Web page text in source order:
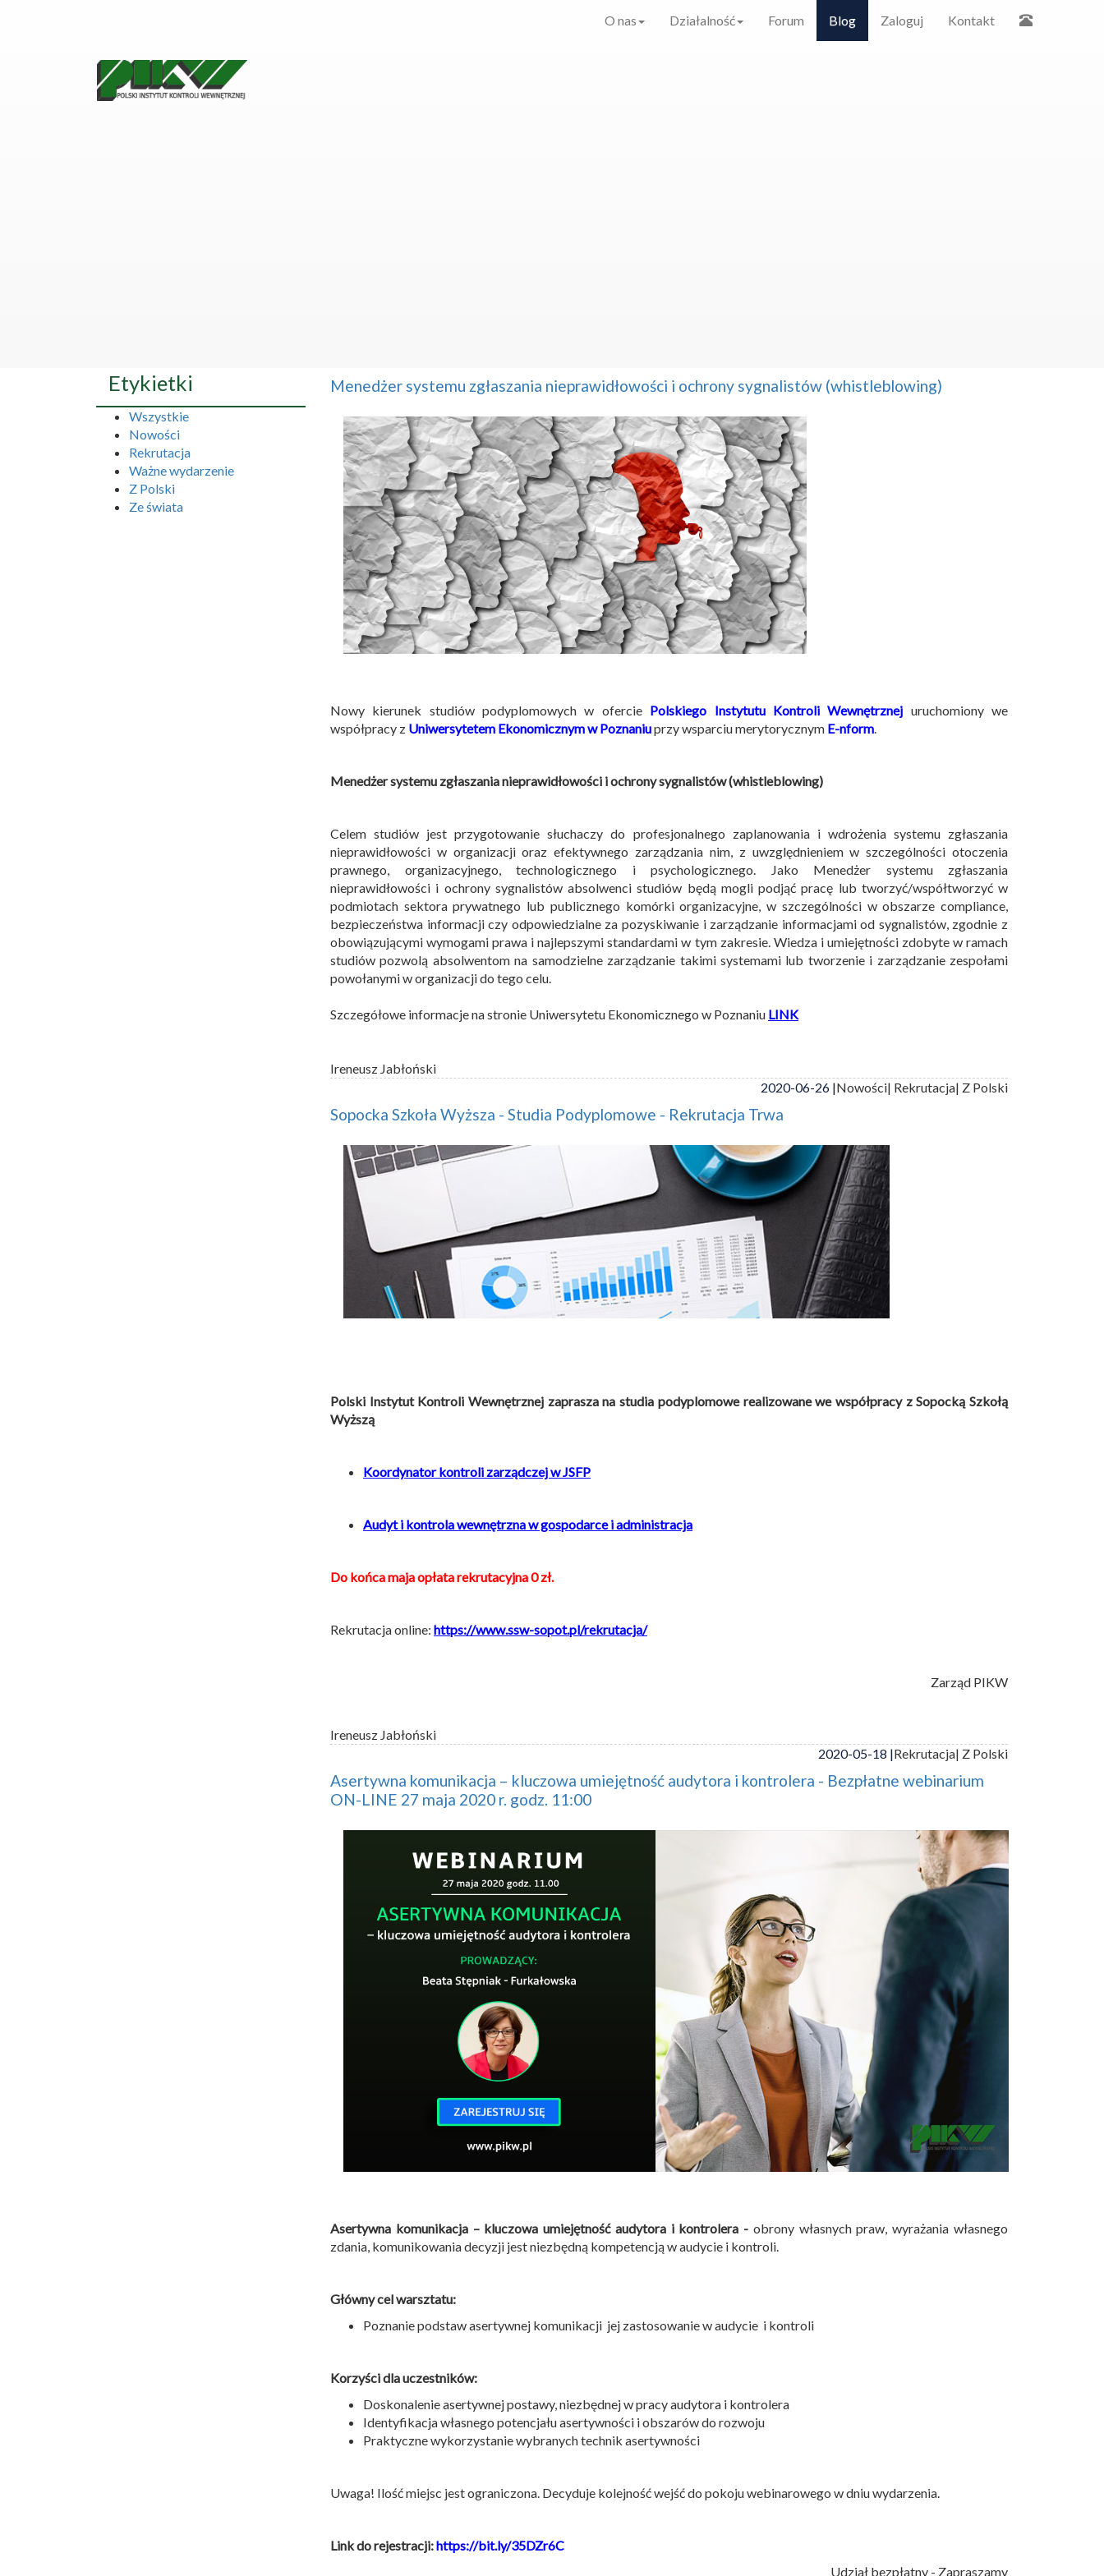
O nas Działalność Forum Blog Zaloguj Kontakt
Menedżer systemu zgłaszania nieprawidłowości i ochrony sygnalistów (whistleblowing)
Nowy kierunek studiów podyplomowych w ofercie Polskiego Instytutu Kontroli Wewnętrznej uruchomiony we
współpracy z Uniwersytetem Ekonomicznym w Poznaniuprzy wsparciu merytorycznym E-nform.
Menedżer systemu zgłaszania nieprawidłowości i ochrony sygnalistów (whistleblowing)
Celem studiów jest przygotowanie słuchaczy do profesjonalnego zaplanowania i wdrożenia systemu zgłaszania
nieprawidłowości w organizacji oraz efektywnego zarządzania nim, z uwzględnieniem w szczególności otoczenia
prawnego, organizacyjnego, technologicznego i psychologicznego. Jako Menedżer systemu zgłaszania
nieprawidłowości i ochrony sygnalistów absolwenci studiów będą mogli podjąć pracę lub tworzyć/współtworzyć w
podmiotach sektora prywatnego lub publicznego komórki organizacyjne, w szczególności w obszarze compliance,
bezpieczeństwa informacji czy odpowiedzialne za pozyskiwanie i zarządzanie informacjami od sygnalistów, zgodnie z
obowiązującymi wymogami prawa i najlepszymi standardami w tym zakresie. Wiedza i umiejętności zdobyte w ramach
studiów pozwolą absolwentom na samodzielne zarządzanie takimi systemami lub tworzenie i zarządzanie zespołami
powołanymi w organizacji do tego celu.
Szczegółowe informacje na stronie Uniwersytetu Ekonomicznego w Poznaniu LINK
Ireneusz Jabłoński
2020-06-26 |Nowości| Rekrutacja| Z Polski
Sopocka Szkoła Wyższa - Studia Podyplomowe - Rekrutacja Trwa
Polski Instytut Kontroli Wewnętrznej zaprasza na studia podyplomowe realizowane we współpracy z Sopocką Szkołą
Wyższą
Koordynator kontroli zarządczej w JSFP
Audyt i kontrola wewnętrzna w gospodarce i administracja
Do końca maja opłata rekrutacyjna 0 zł.
Rekrutacja online: https://www.ssw-sopot.pl/rekrutacja/
Zarząd PIKW
Ireneusz Jabłoński
2020-05-18 |Rekrutacja| Z Polski
Asertywna komunikacja – kluczowa umiejętność audytora i kontrolera - Bezpłatne webinarium
ON-LINE 27 maja 2020 r. godz. 11:00
Asertywna komunikacja – kluczowa umiejętność audytora i kontrolera - obrony własnych praw, wyrażania własnego
zdania, komunikowania decyzji jest niezbędną kompetencją w audycie i kontroli.
Główny cel warsztatu:
Poznanie podstaw asertywnej komunikacji jej zastosowanie w audycie i kontroli
Korzyści dla uczestników:
Doskonalenie asertywnej postawy, niezbędnej w pracy audytora i kontrolera
Identyfikacja własnego potencjału asertywności i obszarów do rozwoju
Praktyczne wykorzystanie wybranych technik asertywności
Uwaga! Ilość miejsc jest ograniczona. Decyduje kolejność wejść do pokoju webinarowego w dniu wydarzenia.
Link do rejestracji:https://bit.ly/35DZr6C
Udział bezpłatny - Zapraszamy
Etykietki
Wszystkie
Nowości
Rekrutacja
Ważne wydarzenie
Z Polski
Ze świata